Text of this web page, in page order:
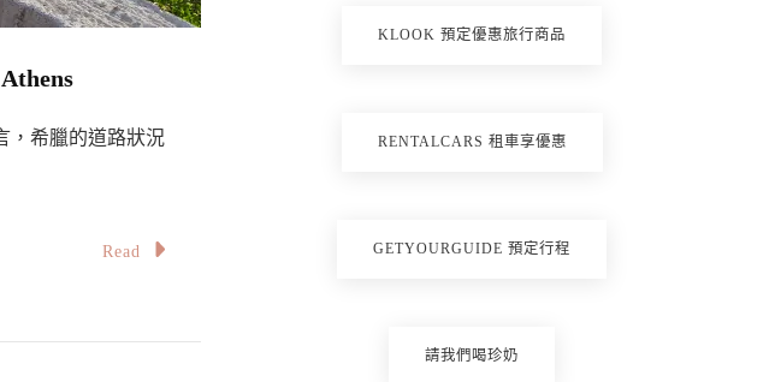
，希臘的道路狀況
Read
KLOOK 預定優惠旅行商品
RENTALCARS 租車享優惠
GETYOURGUIDE 預定行程
請我們喝珍奶